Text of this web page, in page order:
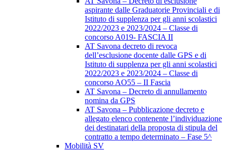
aspirante dalle Graduatorie Provinciali e di
Istituto di supplenza per gli anni scolastici
2022/2023 e 2023/2024 – Classe di
concorso A019- FASCIA II
AT Savona decreto di revoca
dell’esclusione docente dalle GPS e di
Istituto di supplenza per gli anni scolastici
2022/2023 e 2023/2024 – Classe di
concorso AO55 – II Fascia
AT Savona – Decreto di annullamento
nomina da GPS
AT Savona – Pubblicazione decreto e
allegato elenco contenente l’individuazione
dei destinatari della proposta di stipula del
contratto a tempo determinato – Fase 5^
Mobilità SV